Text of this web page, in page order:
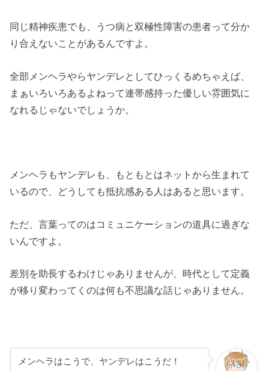
同じ精神疾患でも、うつ病と双極性障害の患者って分か
り合えないことがあるんですよ。
全部メンヘラやらヤンデレとしてひっくるめちゃえば、
まぁいろいろあるよねって連帯感持った優しい雰囲気に
なれるじゃないでしょうか。
メンヘラもヤンデレも、もともとはネットから生まれて
いるので、どうしても抵抗感ある人はあると思います。
ただ、言葉ってのはコミュニケーションの道具に過ぎな
いんですよ。
差別を助長するわけじゃありませんが、時代として定義
が移り変わってくのは何も不思議な話じゃありません。
メンヘラはこうで、ヤンデレはこうだ！